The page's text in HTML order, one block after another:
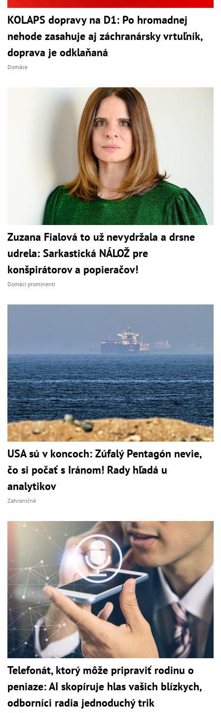
KOLAPS dopravy na D1: Po hromadnej
nehode zasahuje aj záchranársky vrtuľník,
doprava je odklaňaná
Domáce
Zuzana Fialová to už nevydržala a drsne
udrela: Sarkastická NÁLOŽ pre
konšpirátorov a popieračov!
Domáci prominenti
USA sú v koncoch: Zúfalý Pentagón nevie,
čo si počať s Iránom! Rady hľadá u
analytikov
Zahraničné
Telefonát, ktorý môže pripraviť rodinu o
peniaze: AI skopíruje hlas vašich blízkych,
odborníci radia jednoduchý trik